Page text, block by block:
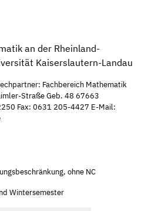
an der Rheinland-
Kaiserslautern-Landau
Fachbereich Mathematik
Straße Geb. 48 67663
Fax: 0631 205-4427 E-Mail:
ohne NC
Wintersemester